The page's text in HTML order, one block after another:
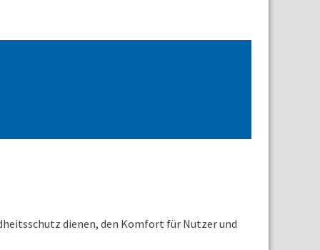
dienen, den Komfort für Nutzer und